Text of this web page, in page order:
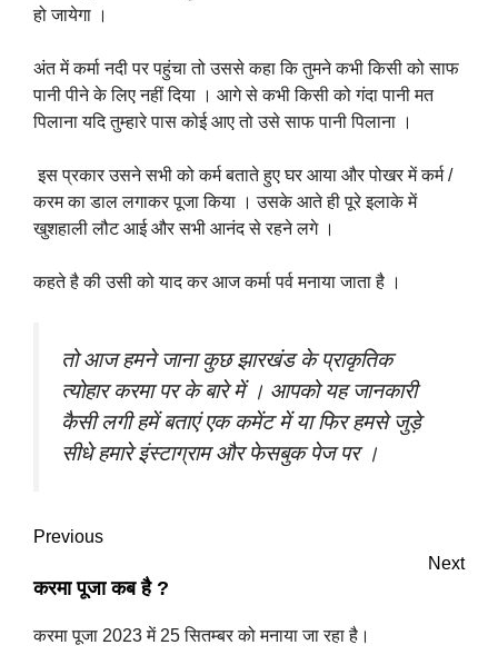
हो जायेगा ।
अंत में कर्मा नदी पर पहुंचा तो उससे कहा कि तुमने कभी किसी को साफ
पानी पीने के लिए नहीं दिया । आगे से कभी किसी को गंदा पानी मत
पिलाना यदि तुम्हारे पास कोई आए तो उसे साफ पानी पिलाना ।
इस प्रकार उसने सभी को कर्म बताते हुए घर आया और पोखर में कर्म /
करम का डाल लगाकर पूजा किया । उसके आते ही पूरे इलाके में
खुशहाली लौट आई और सभी आनंद से रहने लगे ।
कहते है की उसी को याद कर आज कर्मा पर्व मनाया जाता है ।
तो आज हमने जाना कुछ झारखंड के प्राकृतिक
त्योहार करमा पर के बारे में । आपको यह जानकारी
कैसी लगी हमें बताएं एक कमेंट में या फिर हमसे जुड़े
सीधे हमारे इंस्टाग्राम और फेसबुक पेज पर ।
Previous
Next
करमा पूजा कब है ?
करमा पूजा 2023 में 25 सितम्बर को मनाया जा रहा है।